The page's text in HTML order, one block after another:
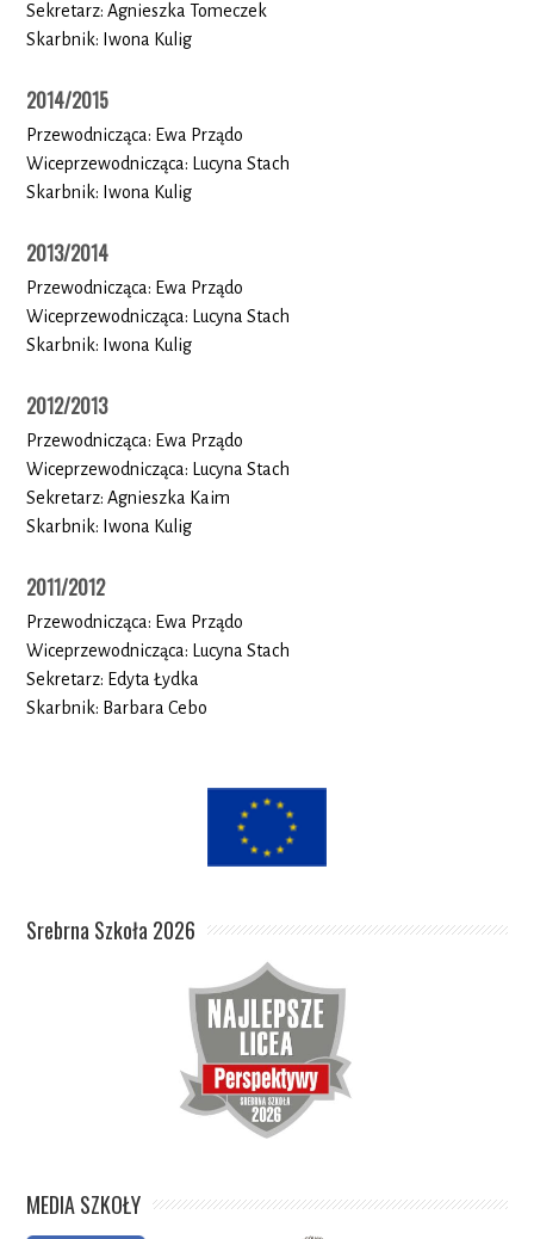
Sekretarz: Agnieszka Tomeczek
Skarbnik: Iwona Kulig
2014/2015
Przewodnicząca: Ewa Prządo
Wiceprzewodnicząca: Lucyna Stach
Skarbnik: Iwona Kulig
2013/2014
Przewodnicząca: Ewa Prządo
Wiceprzewodnicząca: Lucyna Stach
Skarbnik: Iwona Kulig
2012/2013
Przewodnicząca: Ewa Prządo
Wiceprzewodnicząca: Lucyna Stach
Sekretarz: Agnieszka Kaim
Skarbnik: Iwona Kulig
2011/2012
Przewodnicząca: Ewa Prządo
Wiceprzewodnicząca: Lucyna Stach
Sekretarz: Edyta Łydka
Skarbnik: Barbara Cebo
Srebrna Szkoła 2026
MEDIA SZKOŁY